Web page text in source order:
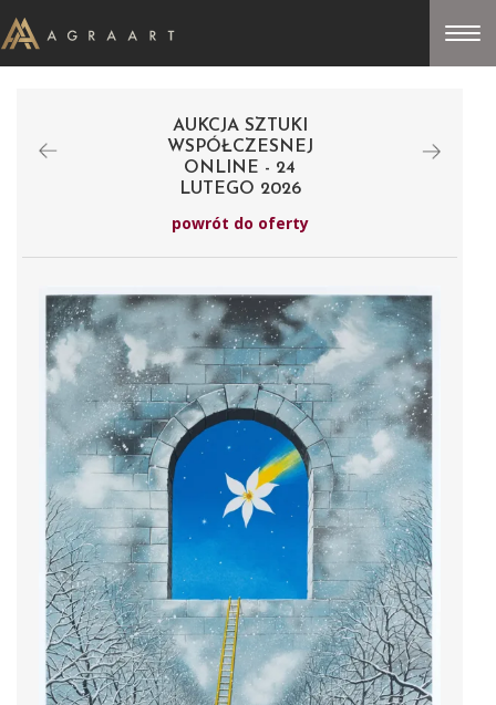
AUKCJA SZTUKI
WSPÓŁCZESNEJ
ONLINE - 24
LUTEGO 2026
powrót do oferty